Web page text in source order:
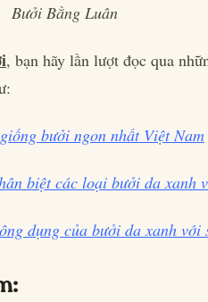
Bưởi Bằng Luân
, bạn hãy lần lượt đọc qua
bưởi ngon nhất Việt Nam
biệt các loại bưởi da xanh
dụng của bưởi da xanh với